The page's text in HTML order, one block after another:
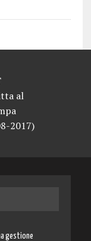
al
2017)
gestione